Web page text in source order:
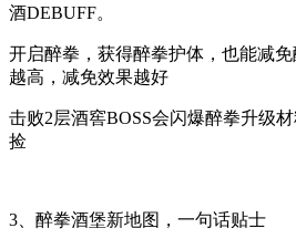
酒DEBUFF。
开启醉拳，获得醉拳护体，也能减
越高，减免效果越好
击败2层酒窖BOSS会闪爆醉拳升级
捡
3、醉拳酒堡新地图，一句话贴士